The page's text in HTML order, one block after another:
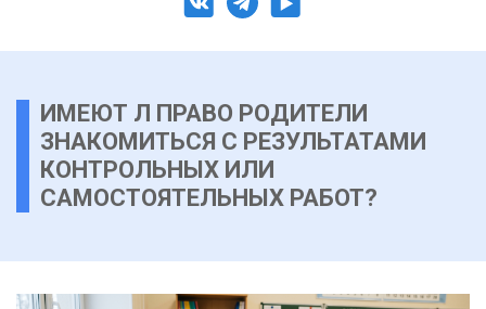
ИМЕЮТ Л ПРАВО РОДИТЕЛИ
ЗНАКОМИТЬСЯ С РЕЗУЛЬТАТАМИ
КОНТРОЛЬНЫХ ИЛИ
САМОСТОЯТЕЛЬНЫХ РАБОТ?